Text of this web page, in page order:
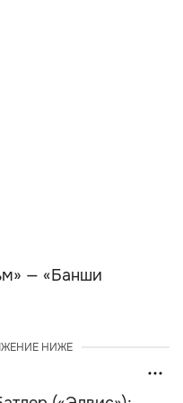
— «Банши
НИЖЕ